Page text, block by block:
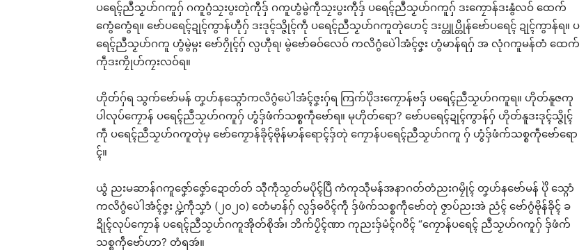
ပရေၚ်ညဳသၟဟ်ဂကူဂှ် ဂကူဂွံသၠးပွးတုဲကီုဒှ် ဂကူဟွံမွဲကဵုသၠးပွးကီုဒှ် ပရေၚ်ညဳသၟဟ်ဂကူဂှ် ဒးကၠောန်ဒးနွံလဝ် ထေက်
ကွေံကွေံရ။ ဗော်ပရေၚ်ဍုၚ်ကွာန်ဟီုဂှ် ဒးဒုၚ်သ္ဇိုၚ်ကဵု ပရေၚ်ညဳသၟဟ်ဂကူတုဲဟေၚ် ဒးပ္တူပ္တိုန်ဗော်ပရေၚ် ဍုၚ်ကွာန်ရ။ ပ
ရေၚ်ညဳသၟဟ်ဂကူ ဟွံမွဲမ္ဂး ဗော်ဂၠိုၚ်ဂှ် လ္ပဟီုရ၊ မွဲဗော်ဓဝ်လေဝ် ကလိဂွံပေဲါအံၚ်ဇၞး ဟွံမာန်ရဂှ် အ လုံဂကူမန်တံ ထေက်
ကဵုဒးကၠိုဟ်ကၠးလဝ်ရ။
ဟိုတ်ဂှ်ရ သွက်ဗော်မန် တၞဟ်နသ္ဂောံကလိဂွံပေဲါအံၚ်ဇၞးဂှ်ရ ကြက်ပိုဲဒးကၠောန်ဗဒှ် ပရေၚ်ညဳသၟဟ်ဂကူရ။ ဟိုတ်နူဇကု
ပါလုပ်ကၠောန် ပရေၚ်ညဳသၟဟ်ဂကူဂှ် ဟွံဒှ်ဖံက်သစ္စကဵုဗော်ရ။ မုဟိုတ်ရော? ဗော်ပရေၚ်ဍုၚ်ကွာန်ဂှ် ဟိုတ်နူဒးဒုၚ်သ္ဇိုၚ်
ကဵု ပရေၚ်ညဳသၟဟ်ဂကူတုဲမှ ဗော်ကၟောန်ခိုၚ်ဗိုန်မာန်ရောၚ်ဒှ်တုဲ ကၠောန်ပရေၚ်ညဳသၟဟ်ဂကူ ဂှ် ဟွံဒှ်ဖံက်သစ္စကဵုဗော်ရော
ၚ်။
ယွံ ညးမဆာန်ဂကူဇၞော်ဇၞော်ဍောတ်တ် သီုကဵုသၟတ်မပိုၚ်ပြဳ ကံကုသဵုမန်အနာဂတ်တံညးဂမၠိုၚ် တၞဟ်နဗော်မန် ပိုဲ သ္ဂောံ
ကလိဂွံပေဲါအံၚ်ဇၞး ပ္ဍဲကဵုသၞာံ (၂၀၂၀) တေံမာန်ဂှ် လ္ပဒှ်ဓဝိၚ်ကဵု ဒှ်ဖံက်သစ္စကဵုဗော်တုဲ ဇၟာပ်ညးအဲ ညံၚ် ဗော်ဂွံဗိုန်ခိုၚ် ခ
ဍိုၚ်လုပ်ကၠောန် ပရေၚ်ညဳသၟဟ်ဂကူအိုတ်စိုအ်၊ ဘိက်ပၟိၚ်ဏာ ကုညးဒှ်မံၚ်ဂဝိၚ် “ကၠောန်ပရေၚ် ညဳသၟဟ်ဂကူဂှ် ဒှ်ဖံက်
သစ္စကဵုဗော်ဟာ? တံရအဴ။